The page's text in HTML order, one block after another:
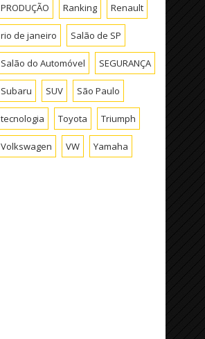
PRODUÇÃO Ranking Renault
rio de janeiro Salão de SP
Salão do Automóvel SEGURANÇA
Subaru SUV São Paulo
tecnologia Toyota Triumph
Volkswagen VW Yamaha